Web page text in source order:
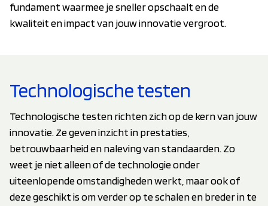
fundament waarmee je sneller opschaalt en de
kwaliteit en impact van jouw innovatie vergroot.
Technologische testen
Technologische testen richten zich op de kern van jouw
innovatie. Ze geven inzicht in prestaties,
betrouwbaarheid en naleving van standaarden. Zo
weet je niet alleen of de technologie onder
uiteenlopende omstandigheden werkt, maar ook of
deze geschikt is om verder op te schalen en breder in te